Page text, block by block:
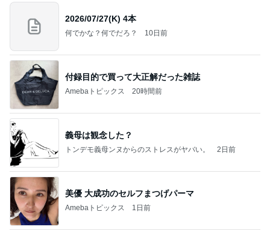
2026/07/27(K) 4本
何でかな？何でだろ？ 10日前
付録目的で買って大正解だった雑誌
Amebaトピックス 20時間前
義母は観念した？
トンデモ義母ンヌからのストレスがヤバい。 2日前
美優 大成功のセルフまつげパーマ
Amebaトピックス 1日前